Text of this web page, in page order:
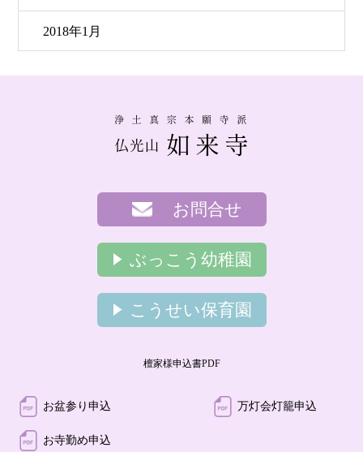
2018年1月
お問合せ
ぶっこう幼稚園
こうせい保育園
檀家様申込書PDF
お盆参り申込 万灯会灯籠申込
お寺勤め申込